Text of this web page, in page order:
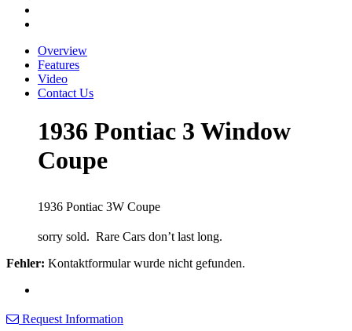
Overview
Features
Video
Contact Us
1936 Pontiac 3 Window
Coupe
1936 Pontiac 3W Coupe
sorry sold. Rare Cars don’t last long.
Fehler: Kontaktformular wurde nicht gefunden.
Request Information